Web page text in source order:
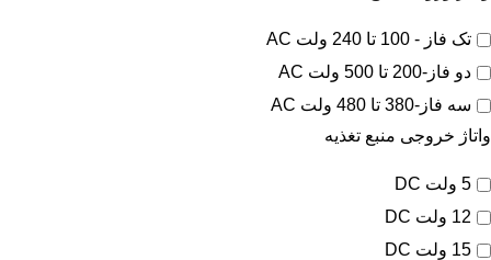
تک فاز - 100 تا 240 ولت AC
دو فاز-200 تا 500 ولت AC
سه فاز-380 تا 480 ولت AC
واتاژ خروجی منبع تغذیه
5 ولت DC
12 ولت DC
15 ولت DC